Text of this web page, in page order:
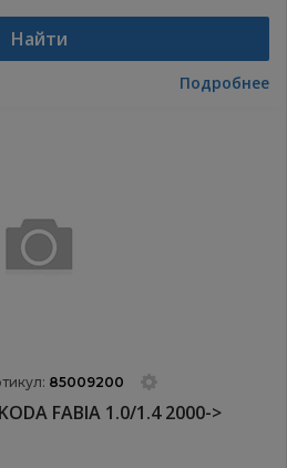
Найти
Подробнее
85009200
FABIA 1.0/1.4 2000->